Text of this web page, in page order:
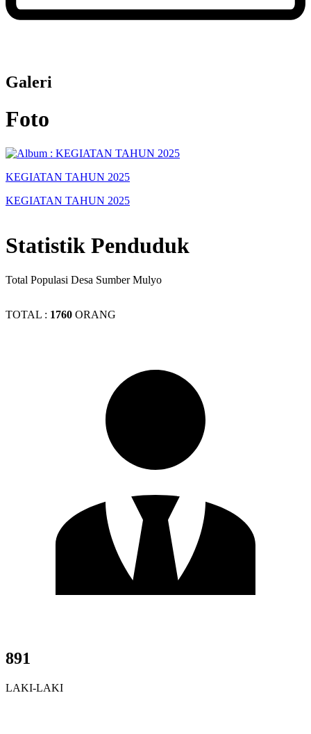
Galeri
Foto
KEGIATAN TAHUN 2025
KEGIATAN TAHUN 2025
Statistik Penduduk
Total Populasi Desa Sumber Mulyo
TOTAL : 1760 ORANG
891
LAKI-LAKI